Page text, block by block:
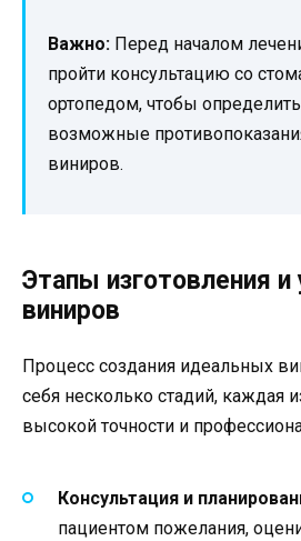
Важно: Перед началом
пройти консультацию со
ортопедом, чтобы
возможные
виниров.
Этапы изготовления и
виниров
Процесс создания идеальных
себя несколько стадий, каждая
высокой точности и
Консультация и
пациентом пожелания,